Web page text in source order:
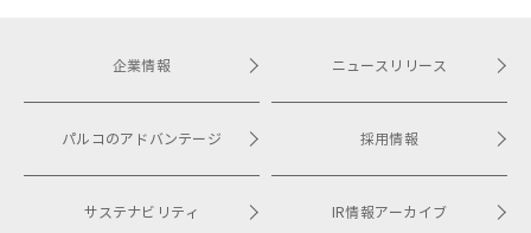
企業情報
パルコのアドバンテージ
サステナビリティ
ニュースリリース
採用情報
IR情報アーカイブ